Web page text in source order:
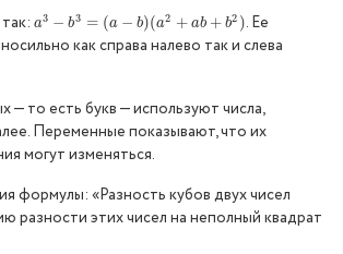
a3 − b3 = (a − b)(a2 + ab + b2 )
a3 −b 3= a− b) a2+ab+ b2)
. Ее
как справа налево так и слева
— то есть букв — используют числа,
Переменные показывают, что их
могут изменяться.
формулы: «Разность кубов двух чисел
разности этих чисел на неполный квадрат